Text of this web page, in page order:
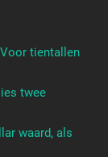
tientallen
twee
waard, als